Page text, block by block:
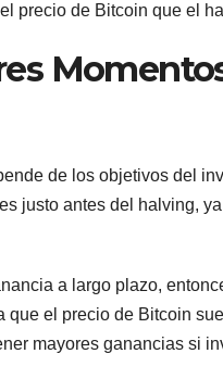
precio de Bitcoin que el
de los objetivos del
justo antes del halving,
a largo plazo,
el precio de Bitcoin
mayores ganancias si